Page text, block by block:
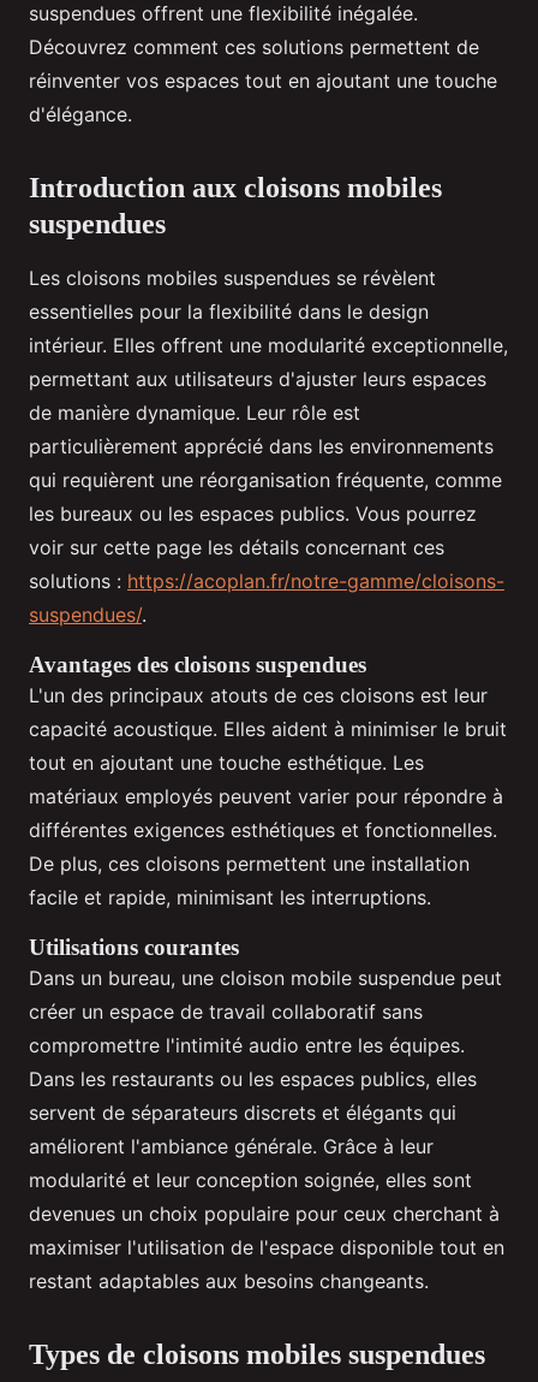
suspendues offrent une flexibilité inégalée.
Découvrez comment ces solutions permettent de
réinventer vos espaces tout en ajoutant une touche
d'élégance.
Introduction aux cloisons mobiles
suspendues
Les cloisons mobiles suspendues se révèlent
essentielles pour la flexibilité dans le design
intérieur. Elles offrent une modularité exceptionnelle,
permettant aux utilisateurs d'ajuster leurs espaces
de manière dynamique. Leur rôle est
particulièrement apprécié dans les environnements
qui requièrent une réorganisation fréquente, comme
les bureaux ou les espaces publics. Vous pourrez
voir sur cette page les détails concernant ces
solutions : https://acoplan.fr/notre-gamme/cloisons-
suspendues/.
Avantages des cloisons suspendues
L'un des principaux atouts de ces cloisons est leur
capacité acoustique. Elles aident à minimiser le bruit
tout en ajoutant une touche esthétique. Les
matériaux employés peuvent varier pour répondre à
différentes exigences esthétiques et fonctionnelles.
De plus, ces cloisons permettent une installation
facile et rapide, minimisant les interruptions.
Utilisations courantes
Dans un bureau, une cloison mobile suspendue peut
créer un espace de travail collaboratif sans
compromettre l'intimité audio entre les équipes.
Dans les restaurants ou les espaces publics, elles
servent de séparateurs discrets et élégants qui
améliorent l'ambiance générale. Grâce à leur
modularité et leur conception soignée, elles sont
devenues un choix populaire pour ceux cherchant à
maximiser l'utilisation de l'espace disponible tout en
restant adaptables aux besoins changeants.
Types de cloisons mobiles suspendues